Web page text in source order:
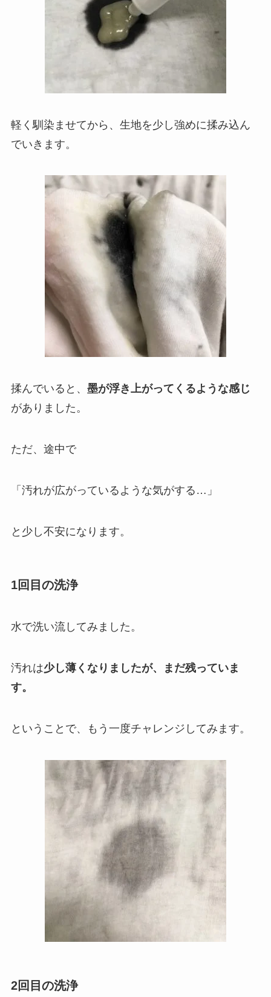
軽く馴染ませてから、生地を少し強めに揉み込ん
でいきます。
揉んでいると、 墨が浮き上がってくるような感じ
がありました。
ただ、途中で
「汚れが広がっているような気がする…」
と少し不安になります。
1回目の洗浄
水で洗い流してみました。
汚れは少し薄くなりましたが、まだ残っていま
す。
ということで、もう一度チャレンジしてみます。
2回目の洗浄